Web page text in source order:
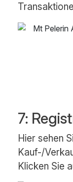
7:
Hier sehen
Kauf-/
Klicken Sie